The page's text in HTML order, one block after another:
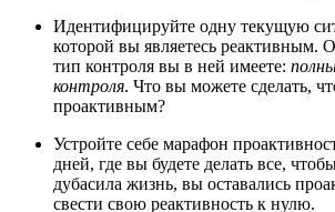
Идентифицируйте одну текущую
которой вы являетесь реактивным.
тип контроля вы в ней имеете:
контроля. Что вы можете сделать,
проактивным?
Устройте себе марафон
дней, где вы будете делать все,
дубасила жизнь, вы оставались
свести свою реактивность к нулю.